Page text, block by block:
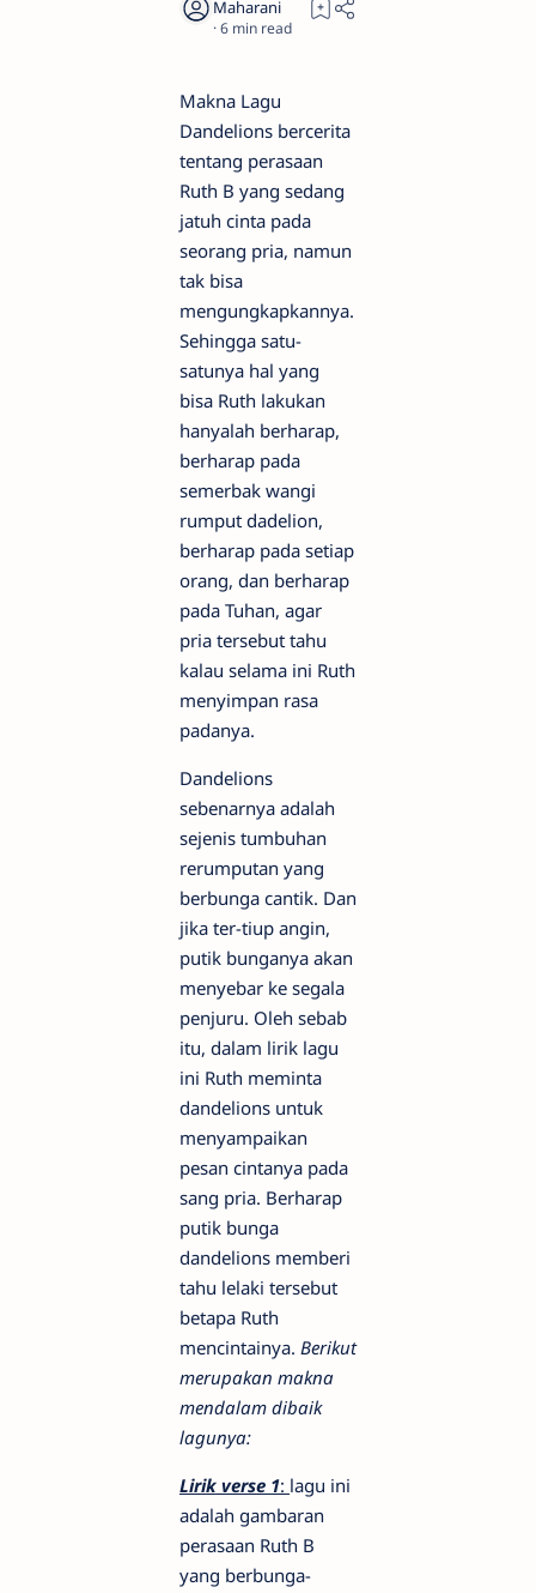
6
Makna Lagu
Dandelions bercerita
tentang perasaan
Ruth B yang sedang
jatuh cinta pada
seorang pria, namun
tak bisa
mengungkapkannya.
Sehingga satu-
satunya hal yang
bisa Ruth lakukan
hanyalah berharap,
berharap pada
semerbak wangi
rumput dadelion,
berharap pada setiap
orang, dan berharap
pada Tuhan, agar
pria tersebut tahu
kalau selama ini Ruth
menyimpan rasa
padanya.
Dandelions
sebenarnya adalah
sejenis tumbuhan
rerumputan yang
berbunga cantik. Dan
jika ter-tiup angin,
putik bunganya akan
menyebar ke segala
penjuru. Oleh sebab
itu, dalam lirik lagu
ini Ruth meminta
dandelions untuk
menyampaikan
pesan cintanya pada
sang pria. Berharap
putik bunga
dandelions memberi
tahu lelaki tersebut
betapa Ruth
mencintainya. Berikut
merupakan makna
mendalam dibaik
lagunya:
Lirik verse 1: lagu ini
adalah gambaran
perasaan Ruth B
yang berbunga-